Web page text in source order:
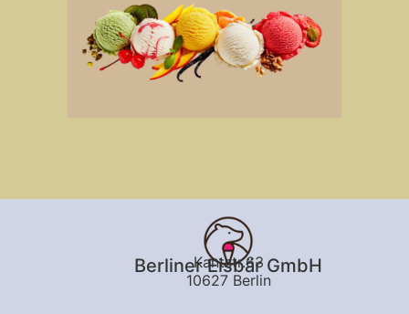
Berliner Eisbär GmbH
Kantstr.63
10627 Berlin